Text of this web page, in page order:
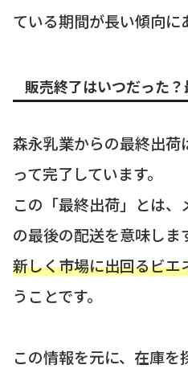
ている期間が長い傾向に
販売終了はいつだった
森永乳業からの最終出荷
って完了しています。
この「最終出荷」とは
の最後の配送を意味しま
新しく市場に出回るビエ
うことです。
この情報を元に、在庫